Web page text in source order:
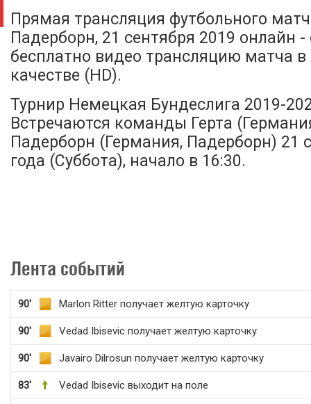
Прямая трансляция футбольного
Падерборн, 21 сентября 2019 онлайн
бесплатно видео трансляцию матча
качестве (HD).
Турнир Немецкая Бундеслига 2019-
Встречаются команды Герта
Падерборн (Германия, Падерборн) 21
года (Суббота), начало в 16:30.
Лента событий
90' Marlon Ritter получает желтую карточку
90' Vedad Ibisevic получает желтую карточку
90' Javairo Dilrosun получает желтую карточку
83' Vedad Ibisevic выходит на поле